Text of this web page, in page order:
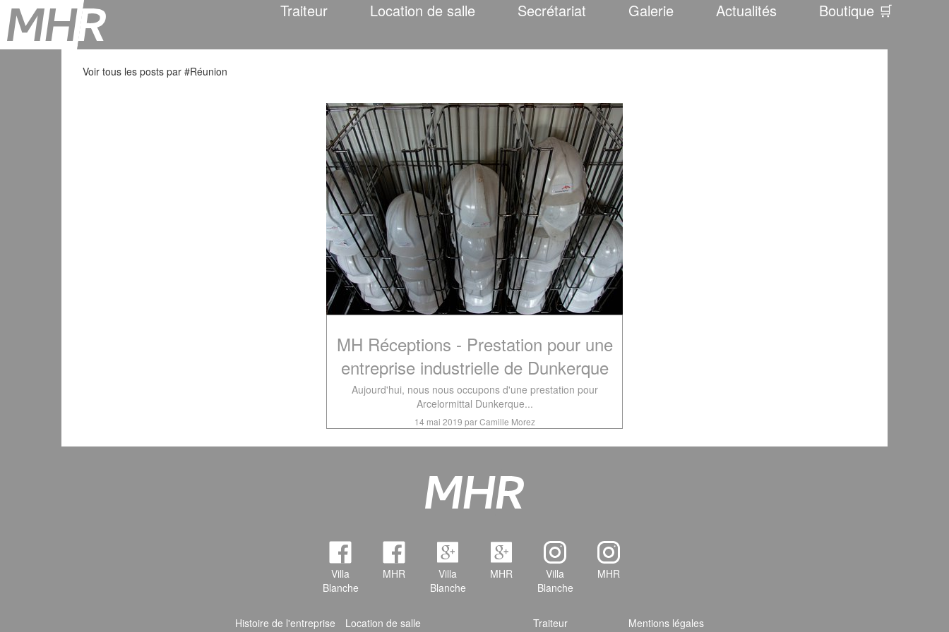
Traiteur Location de salle Secrétariat Galerie Actualités Boutique 🛒
Voir tous les posts par #Réunion
MH Réceptions - Prestation pour une
entreprise industrielle de Dunkerque
Aujourd'hui, nous nous occupons d'une prestation pour
Arcelormittal Dunkerque...
14 mai 2019 par Camille Morez
Villa
Blanche
MHR
Villa
Blanche
MHR
Villa
Blanche
MHR
Histoire de l'entreprise Location de salle Traiteur Mentions légales